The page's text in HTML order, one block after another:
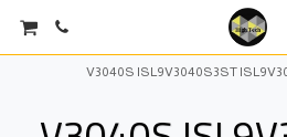
V3040S ISL9V3040S3ST